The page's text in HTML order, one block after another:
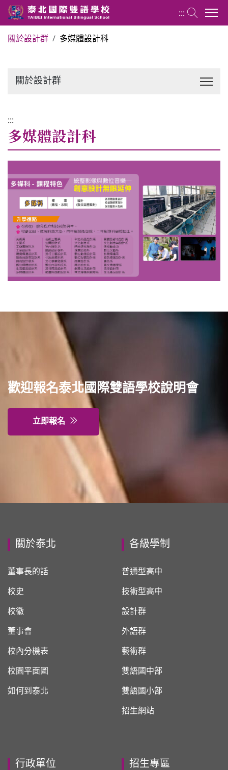
關於設計群 多媒體設計科
關於設計群
:::
多媒體設計科
歡迎報名泰北國際雙語學校說明會
立即報名
關於泰北
董事長的話
校史
校徽
董事會
校內分機表
校園平面圖
如何到泰北
各級學制
普通型高中
技術型高中
設計群
外語群
藝術群
雙語國中部
雙語國小部
招生網站
行政單位 招生專區
:::
關於設計群
課程介紹
師資設備
學生園地
回官網首頁